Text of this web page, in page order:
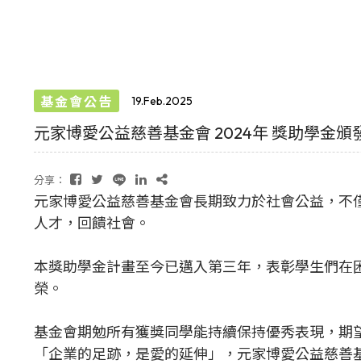
基金會公告 19.Feb.2025
元家博愛公益慈善基金會 2024年 獎助學金頒
分享：
元家博愛公益慈善基金會長期致力於社會公益，
人才，回饋社會。
本獎助學金計畫至今已邁入第三年，表彰學生們
榮。
基金會期勉所有獲獎同學能持續保持優秀表現，
「企業的足跡，是愛的延伸」，元家博愛公益慈